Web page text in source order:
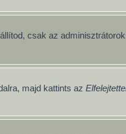
csak az
majd kattints az